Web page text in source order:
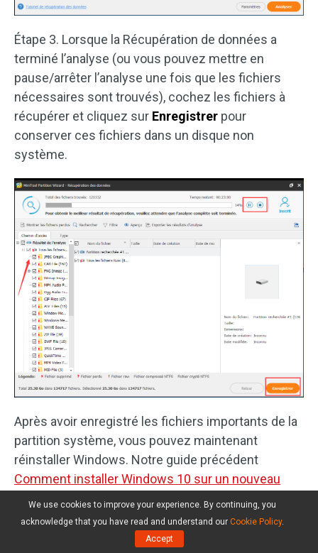
Étape 3. Lorsque la Récupération de données a
terminé l’analyse (ou vous pouvez mettre en
pause/arrêter l’analyse une fois que les fichiers
nécessaires sont trouvés), cochez les fichiers à
récupérer et cliquez sur Enregistrer pour
conserver ces fichiers dans un disque non
système.
Après avoir enregistré les fichiers importants de la
partition système, vous pouvez maintenant
réinstaller Windows. Notre guide précédent
Comment installer Windows 10 sur un nouveau
disque dur
vous explique en détail les étapes à
suivre et vous donne des images pour vous guider
facilement tout au long du processus.
We use cookies to improve your experience. By continuing, you
acknowledge that you have read and understand our Cookie Policy.
Accept